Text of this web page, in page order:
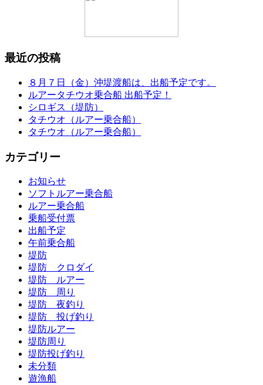
最近の投稿
８月７日（金）沖堤渡船は、出船予定です。
ルアータチウオ乗合船 出船予定！
シロギス（堤防）
タチウオ（ルアー乗合船）
タチウオ（ルアー乗合船）
カテゴリー
お知らせ
ソフトルアー乗合船
ルアー乗合船
乗船受付票
出船予定
午前乗合船
堤防
堤防 クロダイ
堤防 ルアー
堤防 周り
堤防 夜釣り
堤防 投げ釣り
堤防ルアー
堤防周り
堤防投げ釣り
未分類
遊漁船